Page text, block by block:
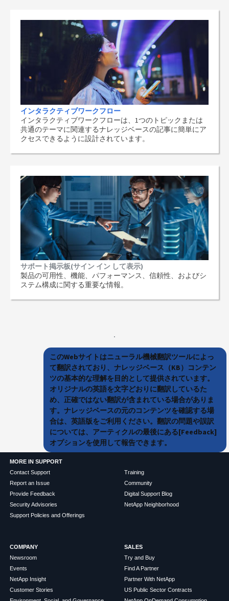
インタラクティブワークフロー
インタラクティブワークフローは、1つのトピックまたは
共通のテーマに関連するナレッジベースの記事に簡単にア
クセスできるように設計されています。
サポート掲示板(サイン イン して表示)
製品の可用性、機能、パフォーマンス、信頼性、およびシ
ステム構成に関する重要な情報。
このWebサイトはニューラル機械翻訳ツールによっ
て翻訳されており、ナレッジベース（KB）コンテン
ツの基本的な理解を目的として提供されています。
オリジナルの英語を文字どおりに翻訳しているた
め、正確ではない翻訳が含まれている場合がありま
す。ナレッジベースの元のコンテンツを確認する場
合は、英語版をご利用ください。翻訳の問題や誤訳
については、アーティクルの最後にある[Feedback]
オプションを使用して報告できます。
MORE IN SUPPORT
Contact Support
Report an Issue
Provide Feedback
Security Advisories
Support Policies and Offerings
Training
Community
Digital Support Blog
NetApp Neighborhood
COMPANY
Newsroom
Events
NetApp Insight
Customer Stories
SALES
Try and Buy
Find A Partner
Partner With NetApp
US Public Sector Contracts